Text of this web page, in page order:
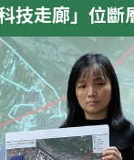
技走廊」位